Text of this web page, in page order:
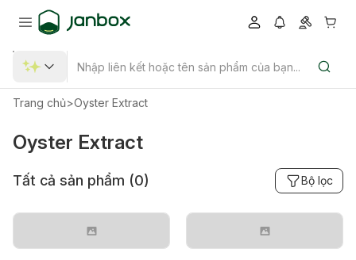
Trang chủ>Oyster Extract
Oyster Extract
Tất cả sản phẩm (0) Bộ lọc